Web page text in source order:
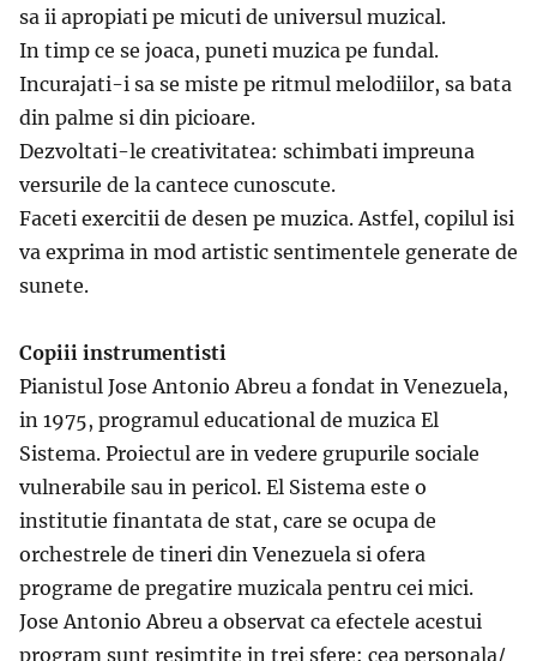
sa ii apropiati pe micuti de universul muzical.
In timp ce se joaca, puneti muzica pe fundal.
Incurajati-i sa se miste pe ritmul melodiilor, sa bata
din palme si din picioare.
Dezvoltati-le creativitatea: schimbati impreuna
versurile de la cantece cunoscute.
Faceti exercitii de desen pe muzica. Astfel, copilul isi
va exprima in mod artistic sentimentele generate de
sunete.
Copiii instrumentisti
Pianistul Jose Antonio Abreu a fondat in Venezuela,
in 1975, programul educational de muzica El
Sistema. Proiectul are in vedere grupurile sociale
vulnerabile sau in pericol. El Sistema este o
institutie finantata de stat, care se ocupa de
orchestrele de tineri din Venezuela si ofera
programe de pregatire muzicala pentru cei mici.
Jose Antonio Abreu a observat ca efectele acestui
program sunt resimtite in trei sfere: cea personala/